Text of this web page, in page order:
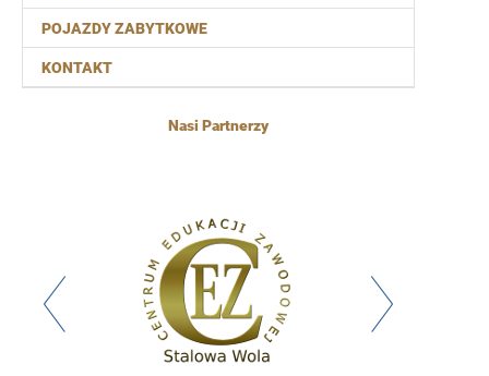
POJAZDY ZABYTKOWE
KONTAKT
Nasi Partnerzy